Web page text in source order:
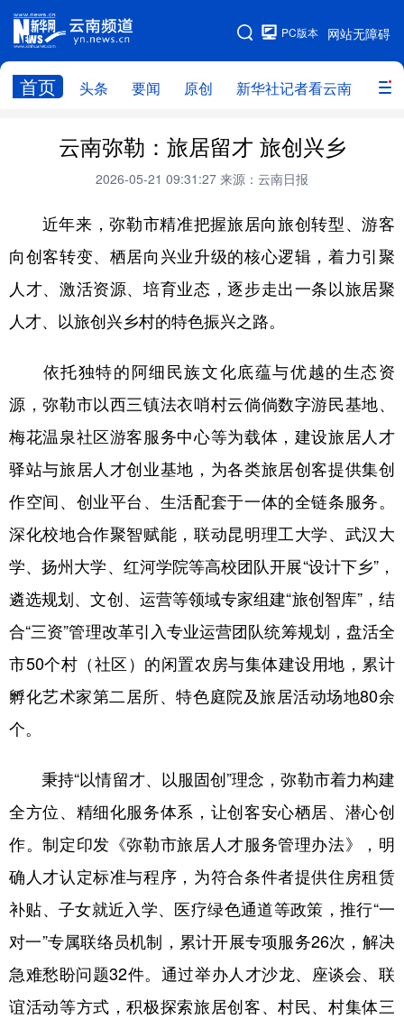
网站无障碍
PC版本
首页 头条 要闻 原创 新华社记者看云南 政务
网站地图
头条 云南要闻 本网原创
新华社记者看云南 政务
廉政 云南省领导报道集 旅游
教育
州市
社会
图片
经济 服务
云南青年说 趣看文物
云南弥勒：旅居留才 旅创兴乡
2026-05-21 09:31:27 来源：云南日报
近年来，弥勒市精准把握旅居向旅创转型、游客
向创客转变、栖居向兴业升级的核心逻辑，着力引聚
人才、激活资源、培育业态，逐步走出一条以旅居聚
人才、以旅创兴乡村的特色振兴之路。
依托独特的阿细民族文化底蕴与优越的生态资
源，弥勒市以西三镇法衣哨村云倘倘数字游民基地、
梅花温泉社区游客服务中心等为载体，建设旅居人才
驿站与旅居人才创业基地，为各类旅居创客提供集创
作空间、创业平台、生活配套于一体的全链条服务。
深化校地合作聚智赋能，联动昆明理工大学、武汉大
学、扬州大学、红河学院等高校团队开展“设计下乡”，
遴选规划、文创、运营等领域专家组建“旅创智库”，结
合“三资”管理改革引入专业运营团队统筹规划，盘活全
市50个村（社区）的闲置农房与集体建设用地，累计
孵化艺术家第二居所、特色庭院及旅居活动场地80余
个。
秉持“以情留才、以服固创”理念，弥勒市着力构建
全方位、精细化服务体系，让创客安心栖居、潜心创
作。制定印发《弥勒市旅居人才服务管理办法》，明
确人才认定标准与程序，为符合条件者提供住房租赁
补贴、子女就近入学、医疗绿色通道等政策，推行“一
对一”专属联络员机制，累计开展专项服务26次，解决
急难愁盼问题32件。通过举办人才沙龙、座谈会、联
谊活动等方式，积极探索旅居创客、村民、村集体三